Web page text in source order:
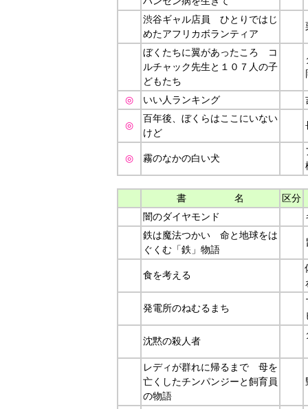
渋谷ギャル店員 ひとりではじ
めたアフリカボランティア
ぼくたちに翼があったころ コ
ルチャック先生と１０７人の子
どもたち
◎ いい人ランキング
◎
百年後、ぼくらはここにいない
けど
◎ 霧のなかの白い犬
書 名
区分
闇のダイヤモンド
鉄は魔法つかい 命と地球をは
ぐくむ「鉄」物語
食を考える
発電所のねむるまち
沈黙の殺人者
レディが群れに帰るまで 母を
亡くしたチンパンジーと飼育員
の物語